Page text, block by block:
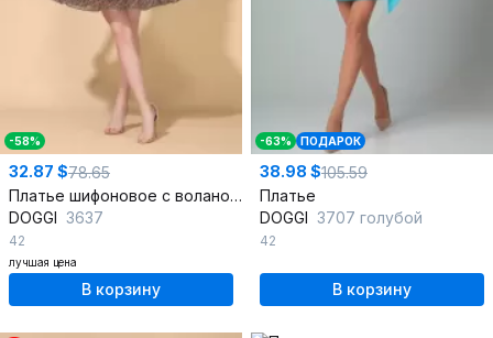
-58%
32.87 $78.65
Платье шифоновое с воланом и драпировкой по талии
DOGGI 3637
42
лучшая цена
В корзину
-63% ПОДАРОК
38.98 $105.59
Платье
DOGGI 3707 голубой
42
В корзину